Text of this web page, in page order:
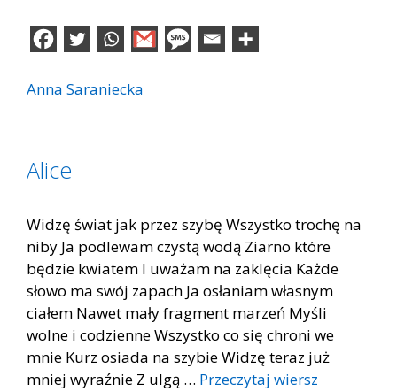
Anna Saraniecka
Alice
Widzę świat jak przez szybę Wszystko trochę na
niby Ja podlewam czystą wodą Ziarno które
będzie kwiatem I uważam na zaklęcia Każde
słowo ma swój zapach Ja osłaniam własnym
ciałem Nawet mały fragment marzeń Myśli
wolne i codzienne Wszystko co się chroni we
mnie Kurz osiada na szybie Widzę teraz już
mniej wyraźnie Z ulgą … Przeczytaj wiersz